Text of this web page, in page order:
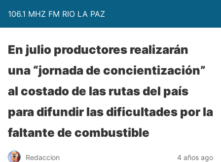
106.1 MHZ FM RIO LA PAZ
En julio productores realizarán
una “jornada de concientización”
al costado de las rutas del país
para difundir las dificultades por la
faltante de combustible
Redaccion 4 años ago